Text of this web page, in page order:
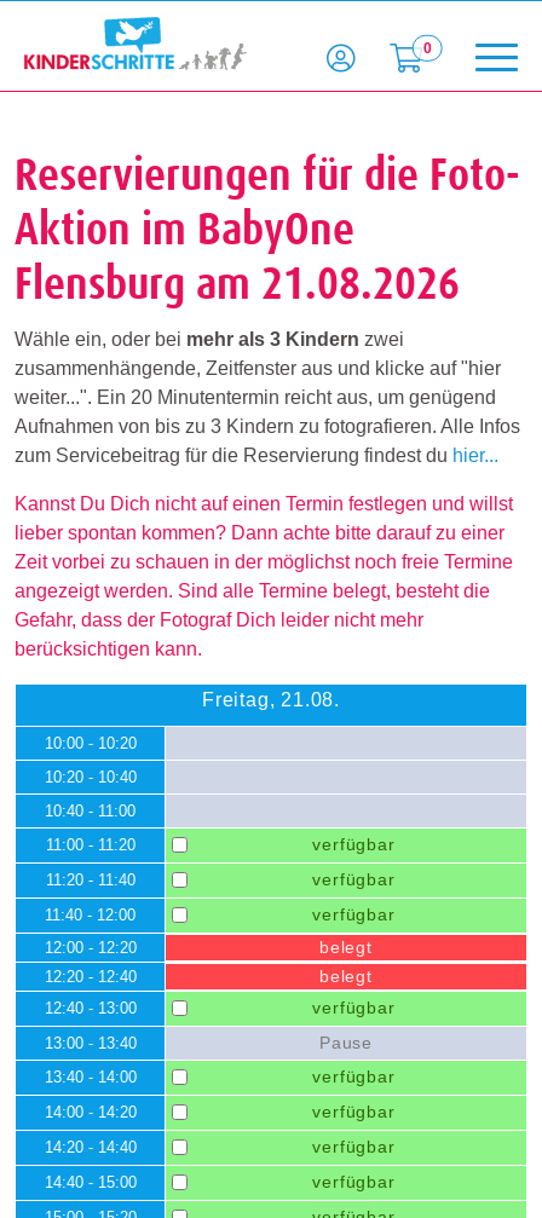
0
Reservierungen für die Foto-
Aktion im BabyOne
Flensburg am 21.08.2026
Wähle ein, oder bei mehr als 3 Kindern zwei
zusammenhängende, Zeitfenster aus und klicke auf "hier
weiter...". Ein 20 Minutentermin reicht aus, um genügend
Aufnahmen von bis zu 3 Kindern zu fotografieren. Alle Infos
zum Servicebeitrag für die Reservierung findest du hier...
Kannst Du Dich nicht auf einen Termin festlegen und willst
lieber spontan kommen? Dann achte bitte darauf zu einer
Zeit vorbei zu schauen in der möglichst noch freie Termine
angezeigt werden. Sind alle Termine belegt, besteht die
Gefahr, dass der Fotograf Dich leider nicht mehr
berücksichtigen kann.
Freitag, 21.08.
10:00 - 10:20
10:20 - 10:40
10:40 - 11:00
11:00 - 11:20
verfügbar
11:20 - 11:40 verfügbar
11:40 - 12:00 verfügbar
12:00 - 12:20 belegt
12:20 - 12:40 belegt
12:40 - 13:00 verfügbar
13:00 - 13:40 Pause
13:40 - 14:00 verfügbar
14:00 - 14:20 verfügbar
14:20 - 14:40 verfügbar
14:40 - 15:00 verfügbar